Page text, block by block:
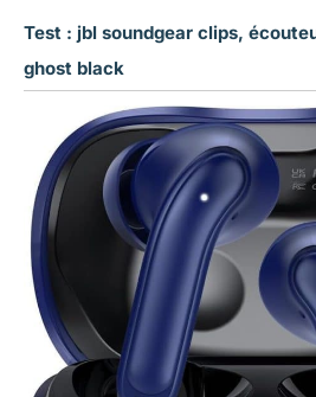
Test : jbl soundgear clips,
ghost black